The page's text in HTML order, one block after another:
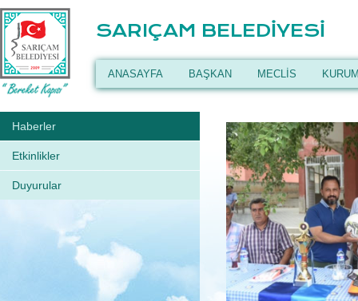
SARIÇAM BELEDİYESİ
ANASAYFA BAŞKAN MECLİS
Haberler
Etkinlikler
Duyurular